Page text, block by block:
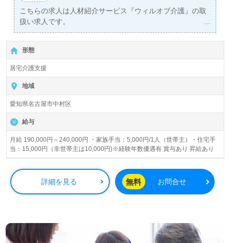
こちらの求人は人材紹介サービス『ウィルオブ介護』の取
扱い求人です。
詳細に関してお気軽にご相談ください♪
【無料】で皆さんの転職活動をサポートいたします。
形態
居宅介護支援
地域
愛知県名古屋市中村区
給与
月給 190,000円～240,000円 ・家族手当：5,000円/1人（世帯主）・住宅手
当：15,000円（非世帯主は10,000円)※経験年数優遇有 賞与あり 昇給あり
詳細を見る 無料 お問合せ